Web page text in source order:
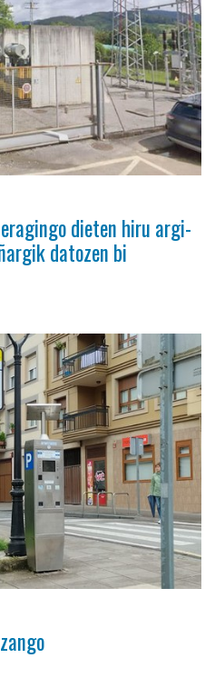
dieten hiru argi-
datozen bi